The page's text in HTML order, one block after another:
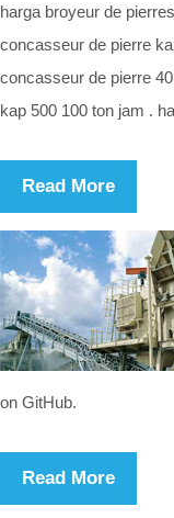
harga broyeur de
concasseur de pierre
concasseur de pierre
kap 500 100 ton jam .
Read More
on GitHub.
Read More